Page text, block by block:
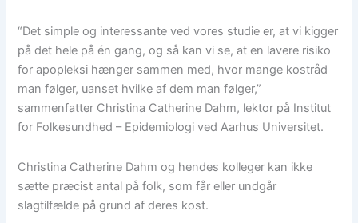
“Det simple og interessante ved vores studie er, at vi kigger
på det hele på én gang, og så kan vi se, at en lavere risiko
for apopleksi hænger sammen med, hvor mange kostråd
man følger, uanset hvilke af dem man følger,”
sammenfatter Christina Catherine Dahm, lektor på Institut
for Folkesundhed – Epidemiologi ved Aarhus Universitet.
Christina Catherine Dahm og hendes kolleger kan ikke
sætte præcist antal på folk, som får eller undgår
slagtilfælde på grund af deres kost.